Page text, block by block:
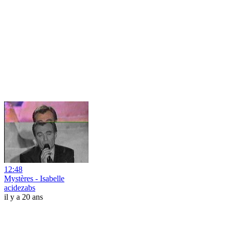
12:48
Mystères - Isabelle
acidezabs
il y a 20 ans